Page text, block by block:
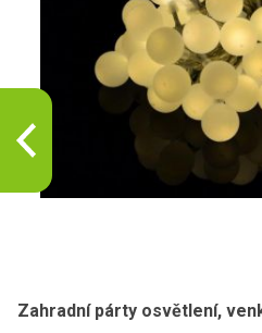
Zahradní párty osvětlení,